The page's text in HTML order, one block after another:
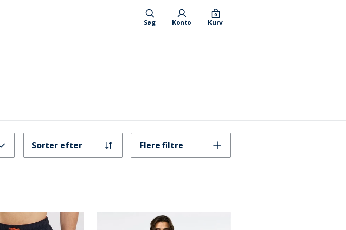
Søg Konto Kurv
0
Sorter efter Flere filtre